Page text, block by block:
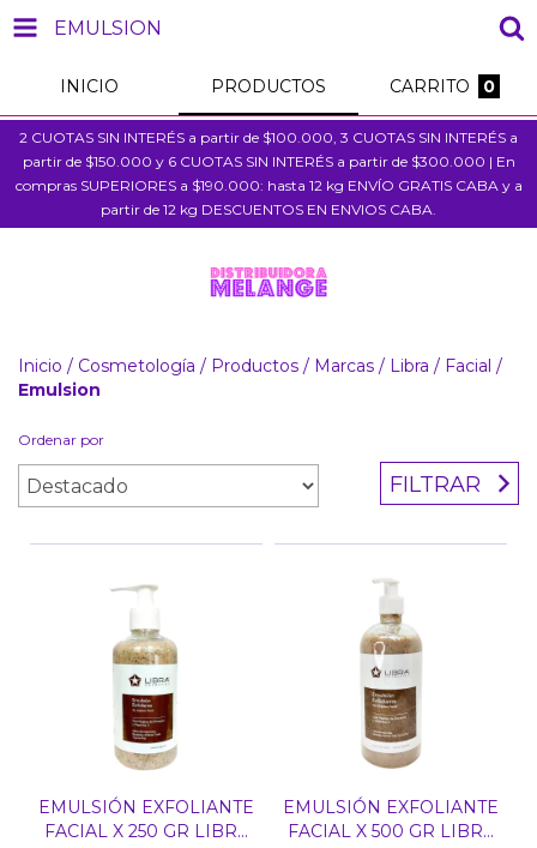
EMULSION
INICIO PRODUCTOS CARRITO 0
2 CUOTAS SIN INTERÉS a partir de $100.000, 3 CUOTAS SIN INTERÉS a
partir de $150.000 y 6 CUOTAS SIN INTERÉS a partir de $300.000 | En
compras SUPERIORES a $190.000: hasta 12 kg ENVÍO GRATIS CABA y a
partir de 12 kg DESCUENTOS EN ENVIOS CABA.
Inicio / Cosmetología / Productos / Marcas / Libra / Facial /
Emulsion
Ordenar por
FILTRAR
EMULSIÓN EXFOLIANTE
FACIAL X 250 GR LIBR...
EMULSIÓN EXFOLIANTE
FACIAL X 500 GR LIBR...